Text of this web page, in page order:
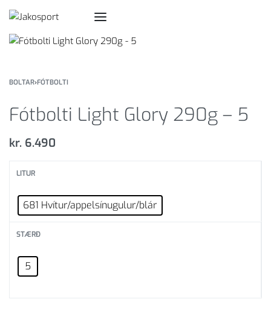
BOLTAR›FÓTBOLTI
Fótbolti Light Glory 290g – 5
kr. 6.490
LITUR
681 Hvítur/appelsínugulur/blár
STÆRÐ
5